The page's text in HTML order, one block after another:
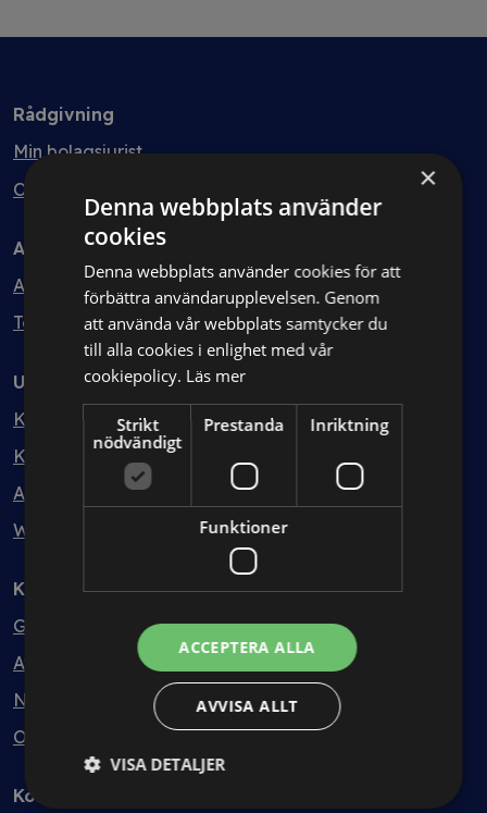
Rådgivning
Min bolagsjurist
Ombud
Avtal
Avtalshantering
Testa kostnadsfritt
Utbildning
Kurser
Kurspaket
Abonnemang
Webbinarium
Kunskapsbank
Guider
Avtalsmallar
Nyheter
Ordlista
Kontakt
×
Denna webbplats använder
cookies
Denna webbplats använder cookies för att
förbättra användarupplevelsen. Genom
att använda vår webbplats samtycker du
till alla cookies i enlighet med vår
cookiepolicy. Läs mer
Strikt
nödvändigt
Prestanda Inriktning
Funktioner
ACCEPTERA ALLA
AVVISA ALLT
VISA DETALJER